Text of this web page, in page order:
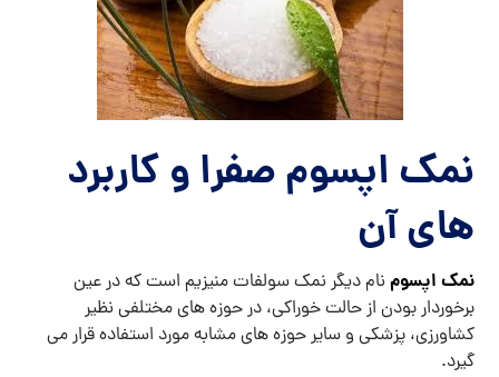
نمک اپسوم صفرا و کاربرد
های آن
نمک اپسوم نام دیگر نمک سولفات منیزیم است که در عین
برخوردار بودن از حالت خوراکی، در حوزه های مختلفی نظیر
کشاورزی، پزشکی و سایر حوزه های مشابه مورد استفاده قرار می
گیرد.